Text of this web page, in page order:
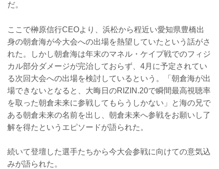
だ。
ここで榊原信行CEOより、浜松から程近い愛知県豊橋出
身の朝倉海が今大会への出場を熱望していたという話がさ
れた。しかし朝倉海は年末のマネル・ケイプ戦でのフィジ
カル部分ダメージが完治しておらず、4月に予定されてい
る次回大会への出場を検討しているという。「朝倉海が出
場できないとなると、大晦日のRIZIN.20で瞬間最高視聴率
を取った朝倉未来に参戦してもらうしかない」と海の兄で
ある朝倉未来の名前を出し、朝倉未来へ参戦をお願いし了
解を得たというエピソードが語られた。
続いて登壇した選手たちから今大会参戦に向けての意気込
みが語られた。